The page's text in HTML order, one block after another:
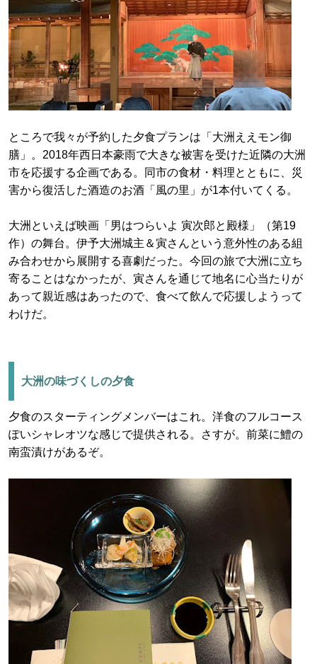
ところで我々が予約した夕食プランは「大洲ええモン御
膳」。2018年西日本豪雨で大きな被害を受けた近隣の大洲
市を応援する企画である。同市の食材・料理とともに、災
害から復活した酒造のお酒「風の里」が1本付いてくる。
大洲といえば映画「男はつらいよ 寅次郎と殿様」（第19
作）の舞台。伊予大洲城主＆寅さんという意外性のある組
み合わせから展開する喜劇だった。今回の旅で大洲に立ち
寄ることはなかったが、寅さんを通じて地名に心当たりが
あって親近感はあったので、食べて飲んで応援しようって
わけだ。
大洲の味づくしの夕食
夕食のスターティングメンバーはこれ。洋食のフルコース
ぽいシャレオツな感じで提供される。さすが。前菜に鱧の
南蛮漬けがあるぞ。